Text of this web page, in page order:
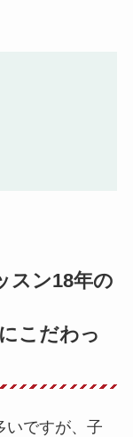
スン18年の
こだわっ
いですが、子